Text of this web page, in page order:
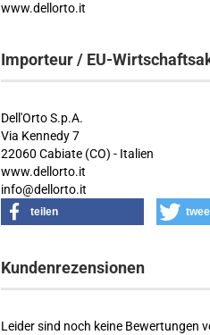
www.dellorto.it
Importeur / EU-
Dell'Orto S.p.A.
Via Kennedy 7
22060 Cabiate (CO) - Italien
www.dellorto.it
info@dellorto.it
teilen
Kundenrezensionen
Leider sind noch keine Bewertungen